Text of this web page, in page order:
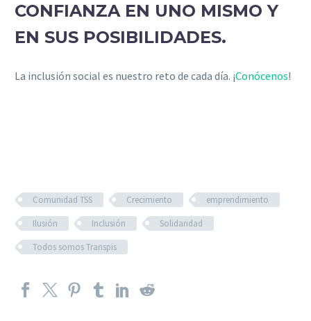
CONFIANZA EN UNO MISMO Y
EN SUS POSIBILIDADES.
La inclusión social es nuestro reto de cada día. ¡Conócenos!
Comunidad TSS Crecimiento
emprendimiento
Ilusión
Inclusión
Solidaridad
Todos somos Transpis